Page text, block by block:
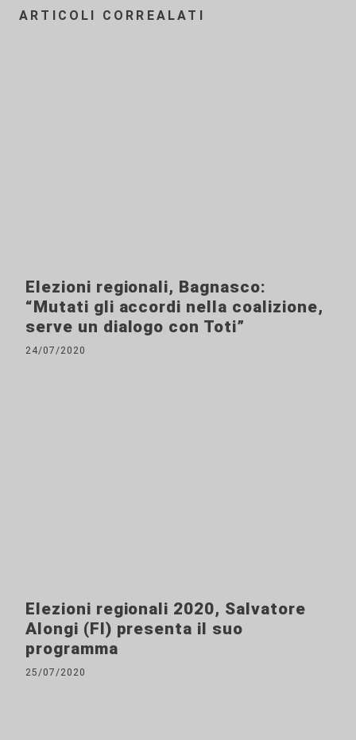
ARTICOLI CORREALATI
Elezioni regionali, Bagnasco:
“Mutati gli accordi nella coalizione,
serve un dialogo con Toti”
24/07/2020
Elezioni regionali 2020, Salvatore
Alongi (FI) presenta il suo
programma
25/07/2020